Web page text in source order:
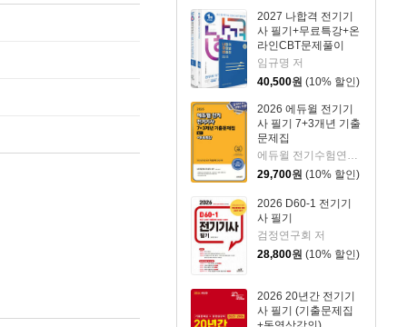
2027 나합격 전기기
사 필기+무료특강+온
라인CBT문제풀이
임규명 저
40,500원 (10% 할인)
2026 에듀윌 전기기
사 필기 7+3개년 기출
문제집
에듀윌 전기수험연구소 편저
29,700원 (10% 할인)
2026 D60-1 전기기
사 필기
검정연구회 저
28,800원 (10% 할인)
2026 20년간 전기기
사 필기 (기출문제집